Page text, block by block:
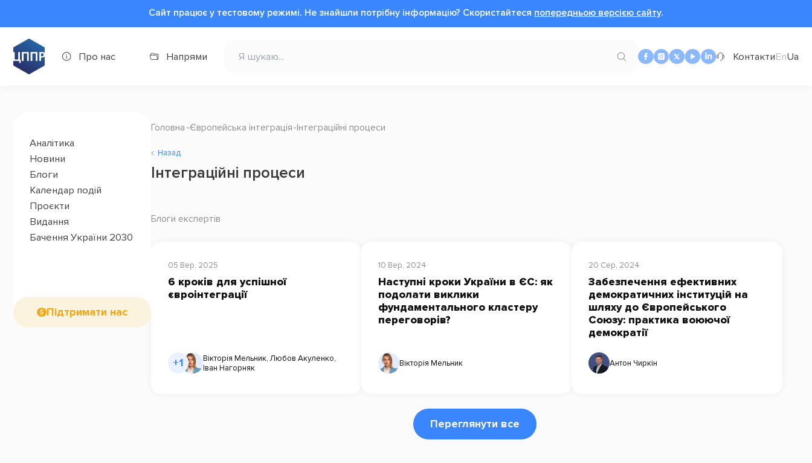
Сайт працює у тестовому режимі. Не знайшли потрібну інформацію? Cкористайтеся попередньою версією сайту.
Про нас Напрями КонтактиEnUa
Аналітика
Новини
Блоги
Календар подій
Проєкти
Видання
Бачення України 2030
Підтримати нас
Головна Європейська інтеграція Інтеграційні процеси
Назад
Інтеграційні процеси
Блоги експертів
05 Вер, 2025
6 кроків для успішної
євроінтеграції
+1 Вікторія Мельник, Любов Акуленко,
Іван Нагорняк
10 Вер, 2024
Наступні кроки України в ЄС: як
подолати виклики
фундаментального кластеру
переговорів?
Вікторія Мельник
20 Сер, 2024
Забезпечення ефективних
демократичних інституцій на
шляху до Європейського
Союзу: практика воюючої
демократії
Антон Чиркін
Переглянути все